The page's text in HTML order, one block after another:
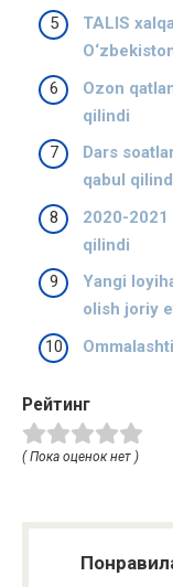
TALIS
Ozon
qilindi
Dars
qabul
2020-2021
qilindi
Yangi
olish joriy
Рейтинг
( Пока оценок нет )